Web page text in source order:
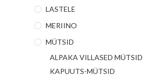
LASTELE
MERIINO
MÜTSID
ALPAKA VILLASED MÜTSID
KAPUUTS-MÜTSID